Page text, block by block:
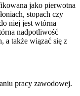
jako pierwotna
stopach czy
niej jest wtórna
nadpotliwość
a także wiązać się z
pracy zawodowej.